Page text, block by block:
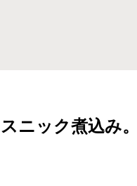
ニック煮込み。